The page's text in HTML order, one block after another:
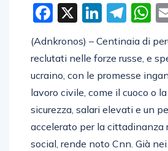
Facebook
X
(Adnkronos) – Centinaia di
reclutati nelle forze russe, e
ucraino, con le promesse
lavoro civile, come il cuoco o
sicurezza, salari elevati e un
accelerato per la cittadinanza
social, rende noto Cnn. Già